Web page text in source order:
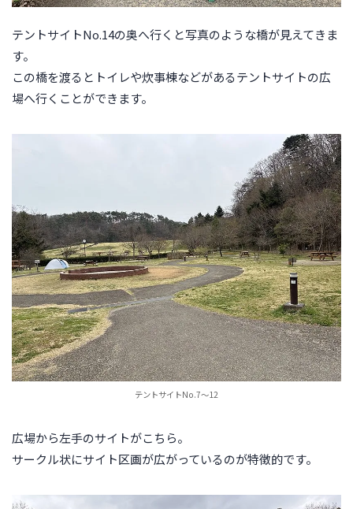
テントサイトNo.14の奥へ行くと写真のような橋が見えてきま
す。
この橋を渡るとトイレや炊事棟などがあるテントサイトの広
場へ行くことができます。
テントサイトNo.7～12
広場から左手のサイトがこちら。
サークル状にサイト区画が広がっているのが特徴的です。